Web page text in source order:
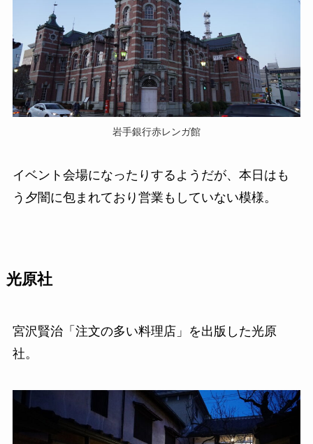
岩手銀行赤レンガ館
イベント会場になったりするようだが、本日はも
う夕闇に包まれており営業もしていない模様。
光原社
宮沢賢治「注文の多い料理店」を出版した光原
社。